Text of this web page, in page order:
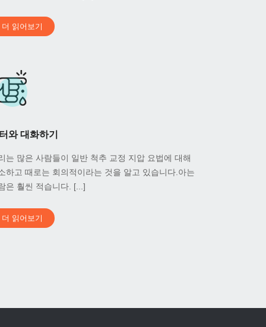
더 읽어보기
와 대화하기
는 많은 사람들이 일반 척추 교정 지압 요법에 대해
하고 때로는 회의적이라는 것을 알고 있습니다.아는
은 훨씬 적습니다. [...]
더 읽어보기